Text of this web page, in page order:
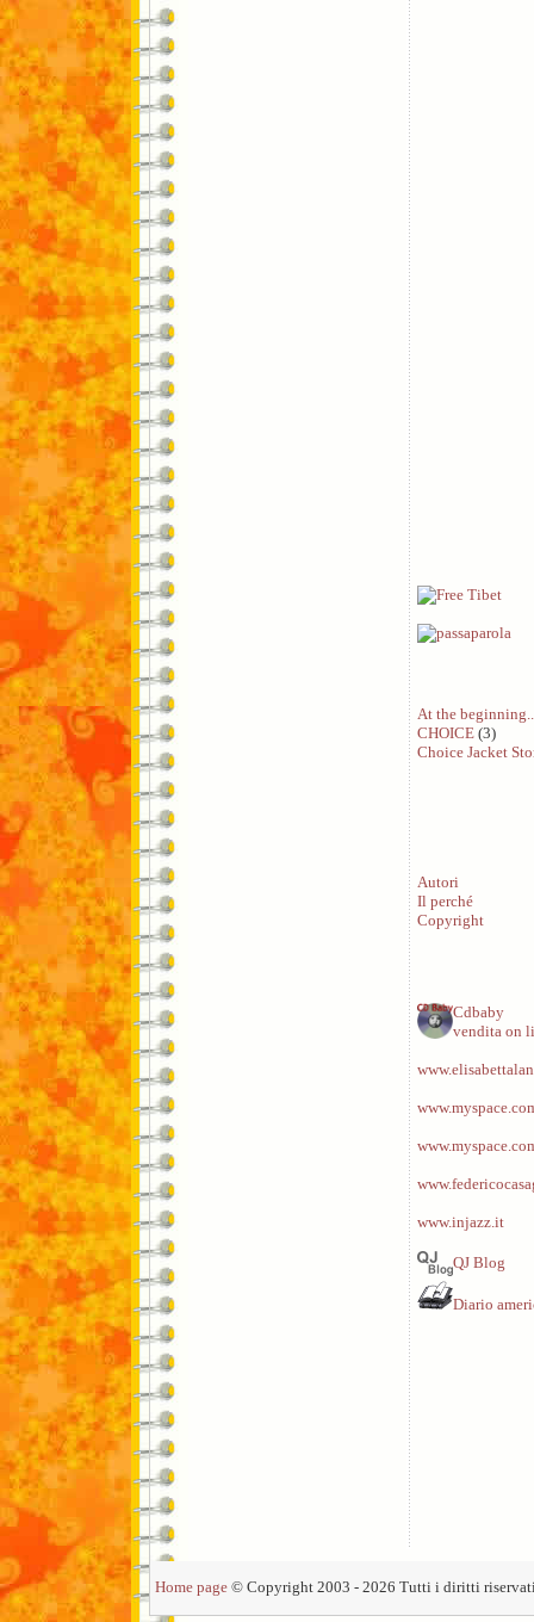
At the
CHOICE (3)
Choice Jacket
Autori
Il perché
Copyright
Cdbaby
vendita on
www.injazz.it
QJ Blog
Diario
Home page © Copyright 2003 - 2026 Tutti i diritti